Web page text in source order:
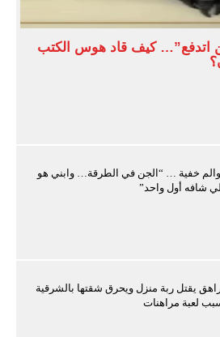
اتدفع”… كيف قاد هوس الكتب
خفية … “الجن في الطرقة… وابني هو
شافه أول واحد”
يقتل ربة منزل ويحرق شقتها بالشرقية
لعبة مراهنات